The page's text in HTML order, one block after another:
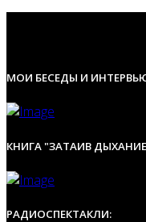
МОИ БЕСЕДЫ И
КНИГА "ЗАТАИВ
РАДИОСПЕКТАКЛИ: